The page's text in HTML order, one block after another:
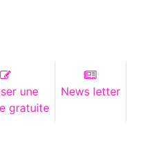
une
gratuite
News letter